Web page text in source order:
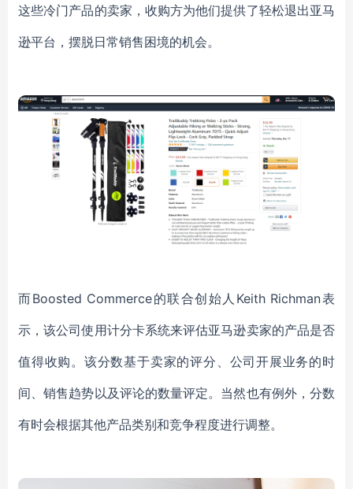
这些冷门产品的卖家，收购方为他们提供了轻松退出亚马
逊平台，摆脱日常销售困境的机会。
而Boosted Commerce的联合创始人Keith Richman表
示，该公司使用计分卡系统来评估亚马逊卖家的产品是否
值得收购。该分数基于卖家的评分、公司开展业务的时
间、销售趋势以及评论的数量评定。当然也有例外，分数
有时会根据其他产品类别和竞争程度进行调整。